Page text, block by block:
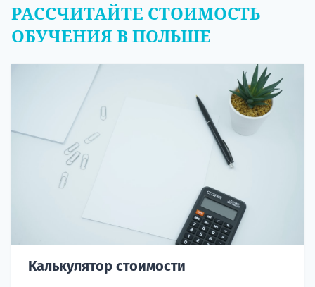
РАССЧИТАЙТЕ СТОИМОСТЬ
ОБУЧЕНИЯ В ПОЛЬШЕ
Калькулятор стоимости